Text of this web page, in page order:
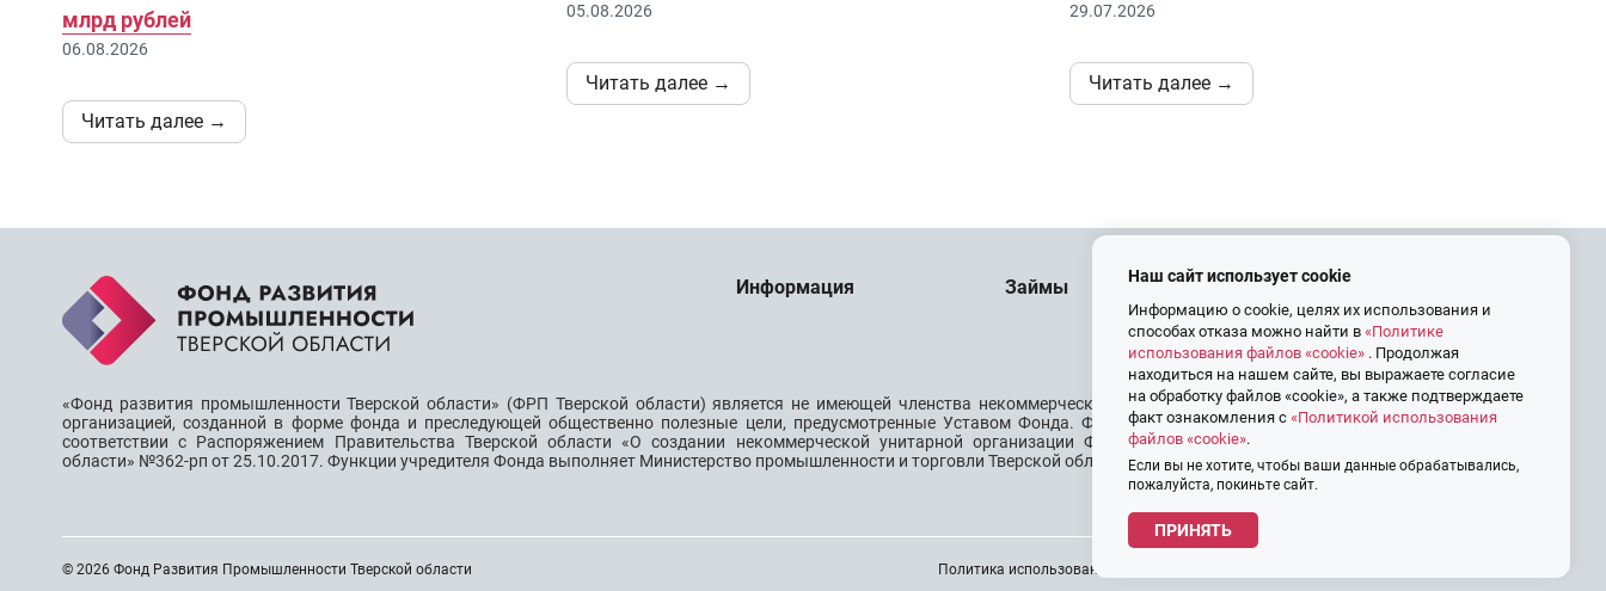
млрд рублей
06.08.2026
Читать далее →
05.08.2026
Читать далее →
29.07.2026
Читать далее →
«Фонд развития промышленности Тверской области» (ФРП Тверской области) является не имеющей членства некоммерческой унитарной
организацией, созданной в форме фонда и преследующей общественно полезные цели, предусмотренные Уставом Фонда. Фонд создан в
соответствии с Распоряжением Правительства Тверской области «О создании некоммерческой унитарной организации ФРП Тверской
области» №362-рп от 25.10.2017. Функции учредителя Фонда выполняет Министерство промышленности и торговли Тверской области.
Информация Займы Контакты
+7 (4822) 45-25-13
info@frp69.ru
Тверь, Проспект Победы, дом 14,
Центр «Мой бизнес»
© 2026 Фонд Развития Промышленности Тверской области Политика использования файлов «cookie»
Наш сайт использует cookie
Информацию о cookie, целях их использования и
способах отказа можно найти в «Политике
использования файлов «cookie» . Продолжая
находиться на нашем сайте, вы выражаете согласие
на обработку файлов «cookie», а также подтверждаете
факт ознакомления с «Политикой использования
файлов «cookie».
Если вы не хотите, чтобы ваши данные обрабатывались,
пожалуйста, покиньте сайт.
ПРИНЯТЬ